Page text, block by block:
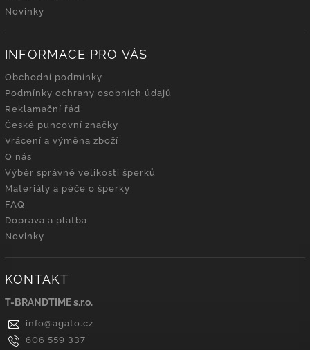
Novinky
INFORMACE PRO VÁS
Obchodní podmínky
Podmínky ochrany osobních údajů
Reklamační řád
České puncovní značky
Vrácení a výměna zboží
O nás
Výběr správné velikosti šperků
Materiály a péče o šperky
FAQ
Doprava a platba
Novinky
KONTAKT
T-BRANDTIME s.r.o.
info@agato.cz
606 559 337